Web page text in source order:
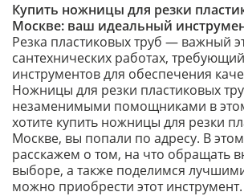
Купить ножницы для резки
Москве: ваш идеальный
Резка пластиковых труб — важный
сантехнических работах,
инструментов для обеспечения
Ножницы для резки пластиковых
незаменимыми помощниками в
хотите купить ножницы для резки
Москве, вы попали по адресу. В
расскажем о том, на что обращать
выборе, а также поделимся
можно приобрести этот инструмент.